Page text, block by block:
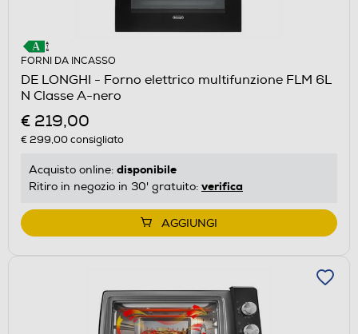
FORNI DA INCASSO
DE LONGHI - Forno elettrico multifunzione FLM 6L
N Classe A-nero
€ 219,00
€ 299,00consigliato
Acquisto online: disponibile
Ritiro in negozio in 30' gratuito: verifica
AGGIUNGI